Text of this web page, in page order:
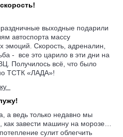
выходные подарили
автоспорта массу
эмоций. Скорость, адреналин,
- все это царило в эти дни на
Получилось всё, что было
ТСТК «ЛАДА»!
а ведь только недавно мы
как завести машину на морозе…
сулит облегчить